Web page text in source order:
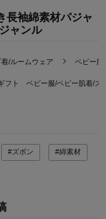
長袖綿素材パジャ
ャンル
/ルームウェア ベビー服
フト ベビー服/ベビー肌着/ス
#ズボン #綿素材